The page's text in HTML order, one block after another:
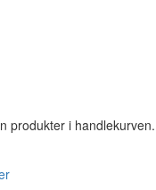
produkter i handlekurven.